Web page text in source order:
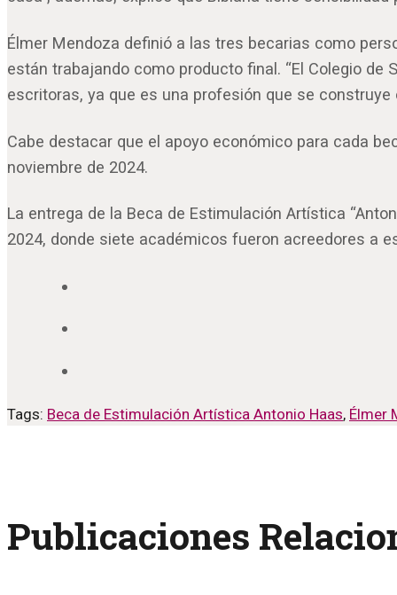
Élmer Mendoza definió a las tres becarias como
están trabajando como producto final. “El Colegio
escritoras, ya que es una profesión que se construye
Cabe destacar que el apoyo económico para cada
noviembre de 2024.
La entrega de la Beca de Estimulación Artística
2024, donde siete académicos fueron acreedores a
Tags: Beca de Estimulación Artística Antonio Haas, Élmer
Publicaciones